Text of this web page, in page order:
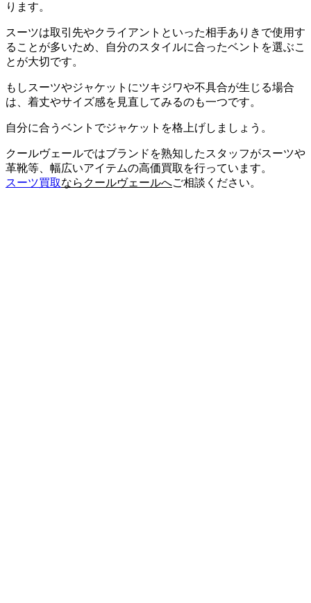
ります。
スーツは取引先やクライアントといった相手ありきで使用す
ることが多いため、自分のスタイルに合ったベントを選ぶこ
とが大切です。
もしスーツやジャケットにツキジワや不具合が生じる場合
は、着丈やサイズ感を見直してみるのも一つです。
自分に合うベントでジャケットを格上げしましょう。
クールヴェールではブランドを熟知したスタッフがスーツや
革靴等、幅広いアイテムの高価買取を行っています。
スーツ買取ならクールヴェールへご相談ください。